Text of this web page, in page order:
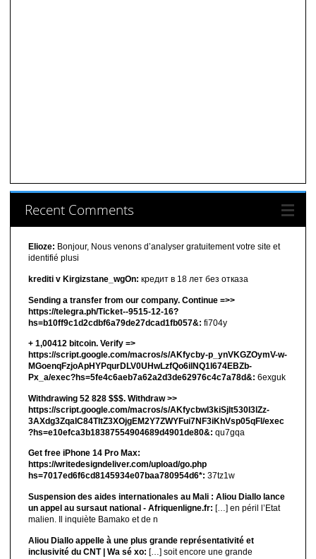
Recent Comments
Elioze: Bonjour, Nous venons d’analyser gratuitement votre site et
identifié plusi
krediti v Kirgizstane_wgOn: кредит в 18 лет без отказа
Sending a transfer from our company. Continue =>>
https://telegra.ph/Ticket--9515-12-16?
hs=b10ff9c1d2cdbf6a79de27dcad1fb057&: fi704y
+ 1,00412 bitсоin. Verify =>
https://script.google.com/macros/s/AKfycby-p_ynVKGZOymV-w-
MGoenqFzjoApHYPqurDLV0UHwLzfQo6ilNQ1l674EBZb-
Px_a/exec?hs=5fe4c6aeb7a62a2d3de62976c4c7a78d&: 6exguk
Withdrawing 52 828 $$$. Withdrаw >>
https://script.google.com/macros/s/AKfycbwl3kiSjlt530I3lZz-
3AXdg3ZqalC84TltZ3XOjgEM2Y7ZWYFui7NF3iKhVsp05qFl/exec
?hs=e10efca3b18387554904689d4901de80&: qu7gqa
Get free iPhone 14 Pro Max:
https://writedesigndeliver.com/upload/go.php
hs=7017ed6f6cd8145934e07baa780954d6*: 37tz1w
Suspension des aides internationales au Mali : Aliou Diallo lance
un appel au sursaut national - Afriquenligne.fr: […] en péril l’Etat
malien. Il inquiète Bamako et de n
Aliou Diallo appelle à une plus grande représentativité et
inclusivité du CNT | Wa sé xo: […] soit encore une grande